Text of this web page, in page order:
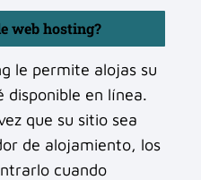
web hosting?
le permite alojas su
disponible en línea.
que su sitio sea
de alojamiento, los
cuando